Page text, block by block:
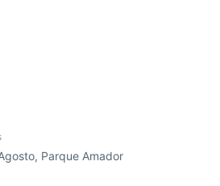
Parque Amador